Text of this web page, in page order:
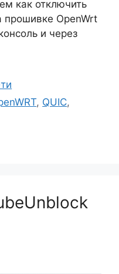
как отключить
прошивке OpenWrt
и через
, QUIC,